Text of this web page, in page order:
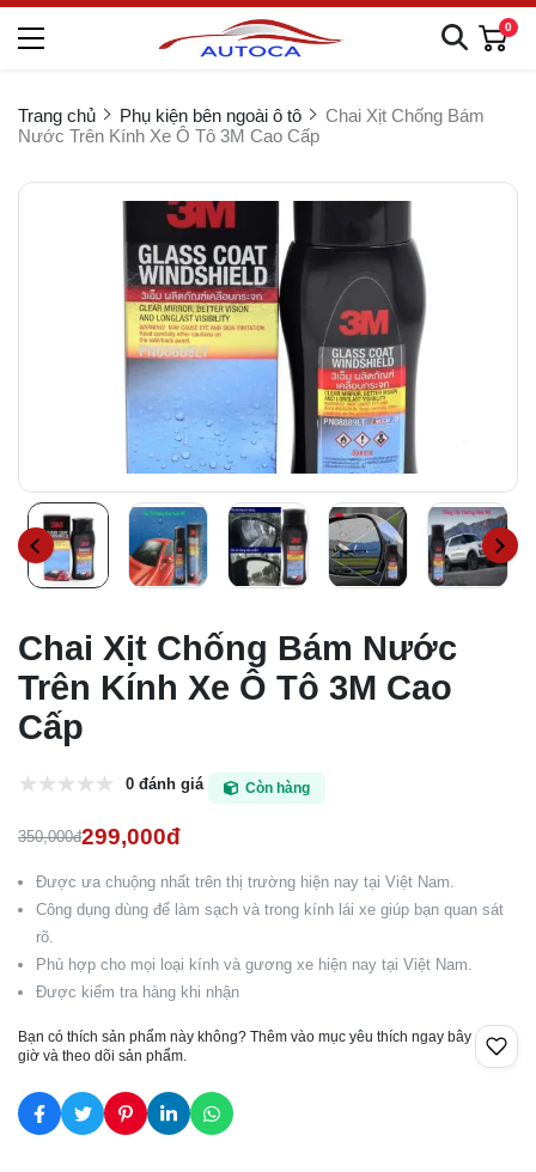
0
Trang chủ Phụ kiện bên ngoài ô tô
Chai Xịt Chống Bám
Nước Trên Kính Xe Ô Tô 3M Cao Cấp
Chai Xịt Chống Bám Nước
Trên Kính Xe Ô Tô 3M Cao
Cấp
0 đánh giá Còn hàng
350,000đ299,000đ
Được ưa chuộng nhất trên thị trường hiện nay tại Việt Nam.
Công dụng dùng để làm sạch và trong kính lái xe giúp bạn quan sát
rõ.
Phù hợp cho mọi loại kính và gương xe hiện nay tại Việt Nam.
Được kiểm tra hàng khi nhận
Bạn có thích sản phẩm này không? Thêm vào mục yêu thích ngay bây
giờ và theo dõi sản phẩm.